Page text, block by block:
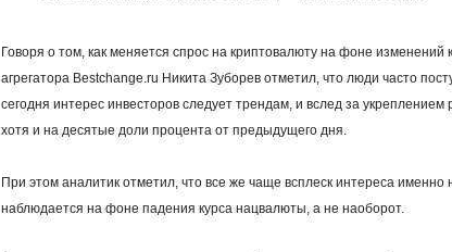
Говоря о том, как меняется спрос на криптовалюту на фоне изменений
агрегатора Bestchange.ru Никита Зуборев отметил, что люди часто
сегодня интерес инвесторов следует трендам, и вслед за укреплением
хотя и на десятые доли процента от предыдущего дня.
При этом аналитик отметил, что все же чаще всплеск интереса именно
наблюдается на фоне падения курса нацвалюты, а не наоборот.